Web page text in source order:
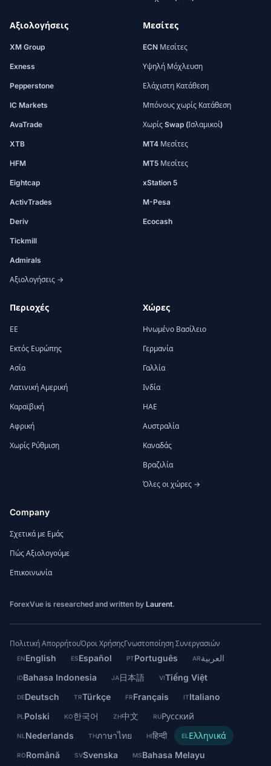
Αξιολογήσεις
XM Group
Exness
Pepperstone
IC Markets
AvaTrade
XTB
HFM
Eightcap
ActivTrades
Deriv
Tickmill
Admirals
Αξιολογήσεις →
Μεσίτες
ECN Μεσίτες
Υψηλή Μόχλευση
Ελάχιστη Κατάθεση
Μπόνους χωρίς Κατάθεση
Χωρίς Swap (Ισλαμικοί)
MT4 Μεσίτες
MT5 Μεσίτες
xStation 5
M-Pesa
Ecocash
Περιοχές
ΕΕ
Εκτός Ευρώπης
Ασία
Λατινική Αμερική
Καραϊβική
Αφρική
Χωρίς Ρύθμιση
Χώρες
Ηνωμένο Βασίλειο
Γερμανία
Γαλλία
Ινδία
ΗΑΕ
Αυστραλία
Καναδάς
Βραζιλία
Όλες οι χώρες →
Company
Σχετικά με Εμάς
Πώς Αξιολογούμε
Επικοινωνία
ForexVue is researched and written by Laurent.
Πολιτική ΑπορρήτουΌροι ΧρήσηςΓνωστοποίηση Συνεργασιών
ENEnglish ESEspañol PTPortuguês ARالعربية
IDBahasa Indonesia JA日本語 VITiếng Việt
DEDeutsch TRTürkçe FRFrançais ITItaliano
PL Polski KO한국어 ZH中文 RUРусский
NL Nederlands THภาษาไทย HIहिन्दी EL Ελληνικά
RORomână SVSvenska MSBahasa Melayu